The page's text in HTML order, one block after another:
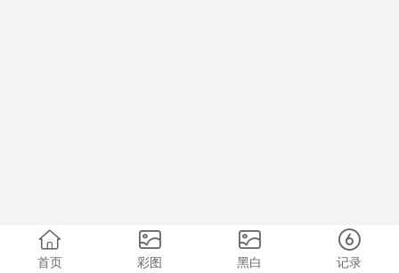
首页 彩图 黑白 记录